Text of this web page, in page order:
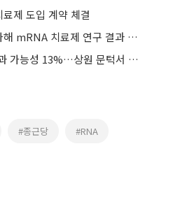
제 도입 계약 체결
에스티팜, TIDE USA 참가해 mRNA 치료제 연구 결과 공유
美 클래리티 법안 연내 통과 가능성 13%…상원 문턱서 제동
#종근당 #RNA